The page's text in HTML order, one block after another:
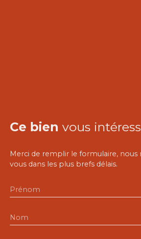
Ce bien vous
Merci de remplir le formulaire, nous
vous dans les plus brefs délais.
Prénom
Nom